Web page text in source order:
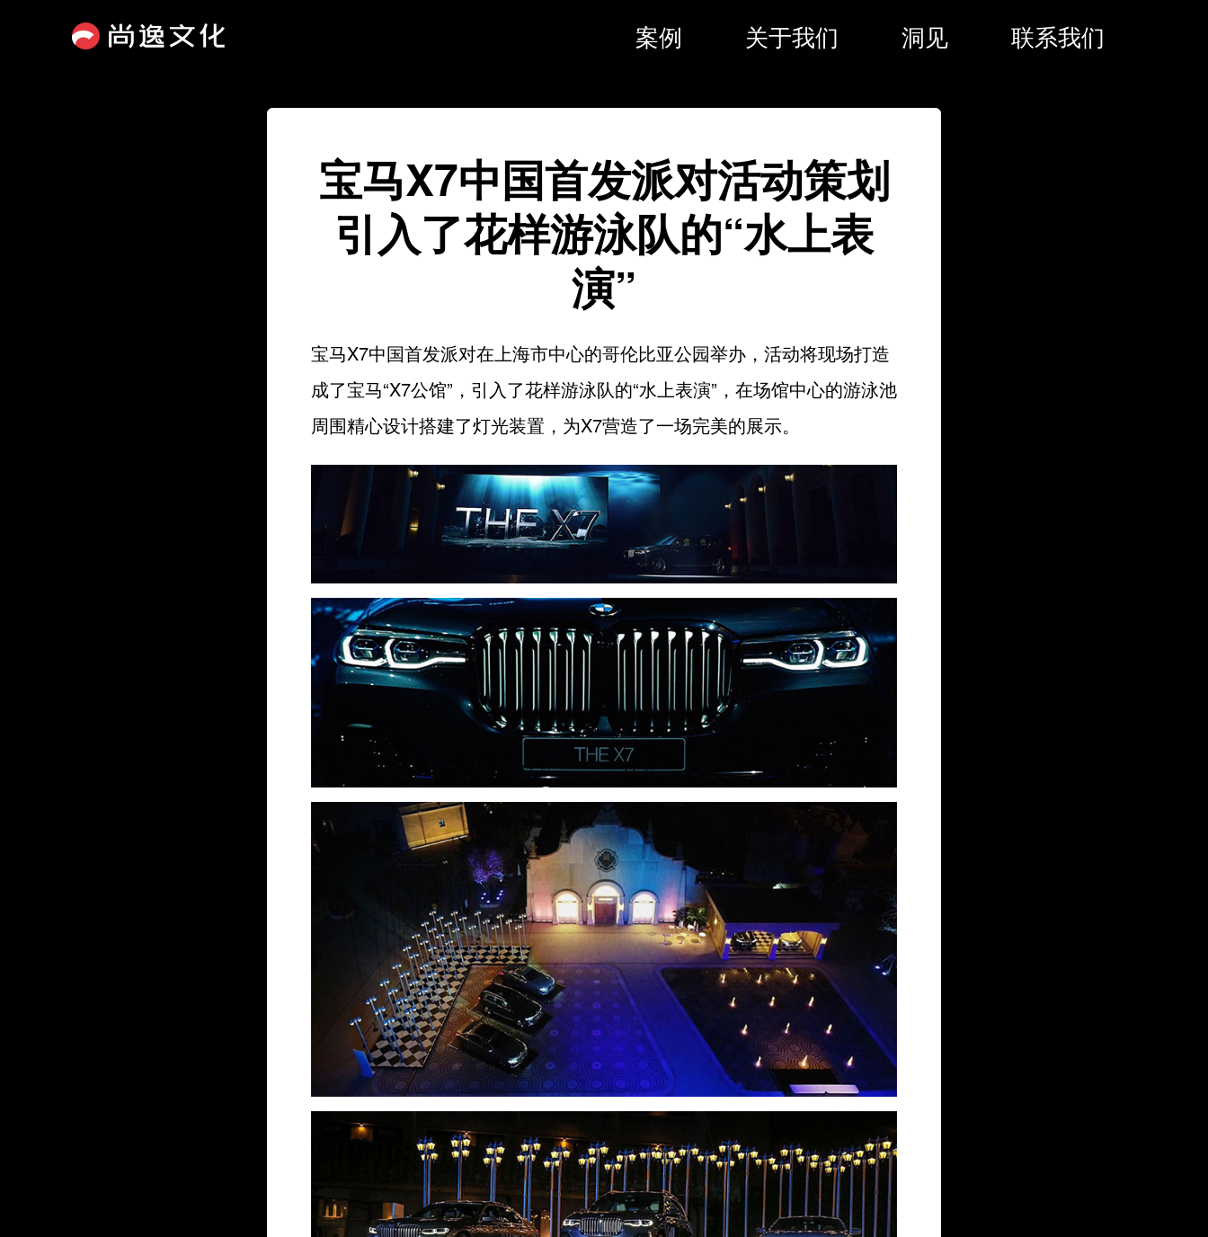
案例 关于我们 洞见 联系我们
宝马X7中国首发派对活动策划
引入了花样游泳队的“水上表
演”
宝马X7中国首发派对在上海市中心的哥伦比亚公园举办，活动将现场打造
成了宝马“X7公馆”，引入了花样游泳队的“水上表演”，在场馆中心的游泳池
周围精心设计搭建了灯光装置，为X7营造了一场完美的展示。